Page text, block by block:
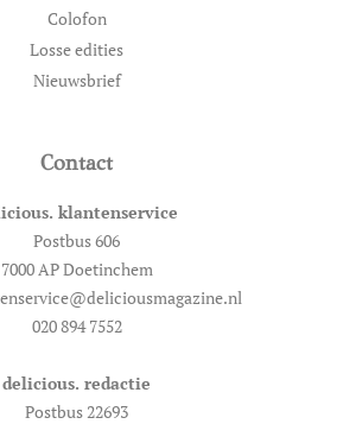
Colofon
Losse edities
Nieuwsbrief
Contact
klantenservice
Postbus 606
7000 AP Doetinchem
020 894 7552
delicious. redactie
Postbus 22693